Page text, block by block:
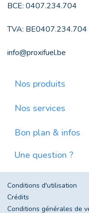
BCE: 0407.234.704
TVA: BE0407.234.704
info@proxifuel.be
Nos produits
Commander des
Nos services
Où trouver mes pellets
Bon plan & infos
Évolution du prix du
Une question ?
Conditions d'utilisation
Crédits
Conditions générales de